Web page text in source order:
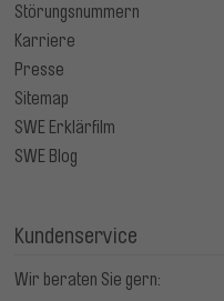
Störungsnummern
Karriere
Presse
Sitemap
SWE Erklärfilm
SWE Blog
Kundenservice
Wir beraten Sie gern: